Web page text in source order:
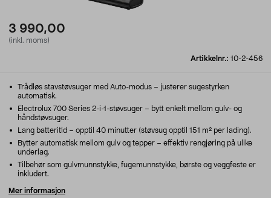
3 990,00
(inkl. moms)
Artikkelnr.: 10-2-456
Trådløs stavstøvsuger med Auto-modus – justerer sugestyrken
automatisk.
Electrolux 700 Series 2-i-1-støvsuger – bytt enkelt mellom gulv- og
håndstøvsuger.
Lang batteritid – opptil 40 minutter (støvsug opptil 151 m² per lading).
Bytter automatisk mellom gulv og tepper – effektiv rengjøring på ulike
underlag.
Tilbehør som gulvmunnstykke, fugemunnstykke, børste og veggfeste er
inkludert.
Mer informasjon